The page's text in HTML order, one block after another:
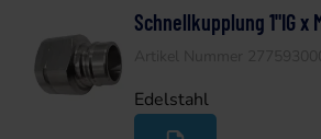
Schnellkupplung 1"IG x
Edelstahl